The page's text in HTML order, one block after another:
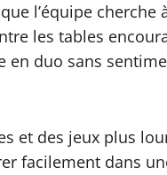
l’équipe cherche
les tables
duo sans
et des jeux plus
facilement dans